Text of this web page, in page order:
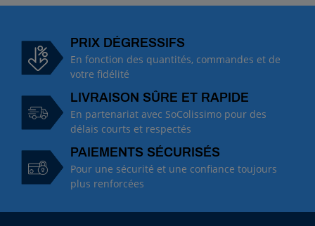
PRIX DÉGRESSIFS
En fonction des quantités, commandes et de
votre fidélité
LIVRAISON SÛRE ET RAPIDE
En partenariat avec SoColissimo pour des
délais courts et respectés
PAIEMENTS SÉCURISÉS
Pour une sécurité et une confiance toujours
plus renforcées